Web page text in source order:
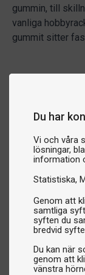
Du har
Vi och våra
lösningar,
information
Statistiska
Genom att
samtliga
syften du
bredvid
Du kan när
genom att
vänstra
gummin, till
vanliga
gummit sitter